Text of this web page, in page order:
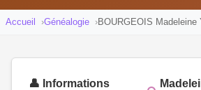
Accueil Généalogie BOURGEOIS Madeleine
👤 Informations